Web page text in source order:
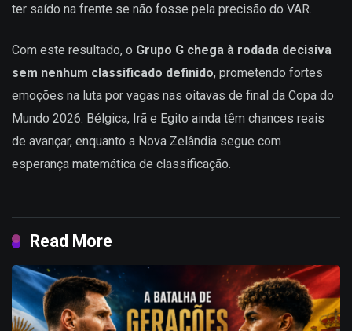
ter saído na frente se não fosse pela precisão do VAR.
Com este resultado, o Grupo G chega à rodada decisiva
sem nenhum classificado definido, prometendo fortes
emoções na luta por vagas nas oitavas de final da Copa do
Mundo 2026. Bélgica, Irã e Egito ainda têm chances reais
de avançar, enquanto a Nova Zelândia segue com
esperança matemática de classificação.
Read More